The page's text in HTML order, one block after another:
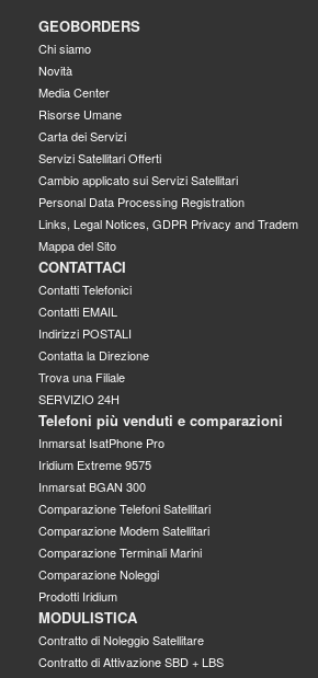
GEOBORDERS
Chi siamo
Novità
Media Center
Risorse Umane
Carta dei Servizi
Servizi Satellitari Offerti
Cambio applicato sui Servizi Satellitari
Personal Data Processing Registration
Links, Legal Notices, GDPR Privacy and Tradem
Mappa del Sito
CONTATTACI
Contatti Telefonici
Contatti EMAIL
Indirizzi POSTALI
Contatta la Direzione
Trova una Filiale
SERVIZIO 24H
Telefoni più venduti e comparazioni
Inmarsat IsatPhone Pro
Iridium Extreme 9575
Inmarsat BGAN 300
Comparazione Telefoni Satellitari
Comparazione Modem Satellitari
Comparazione Terminali Marini
Comparazione Noleggi
Prodotti Iridium
MODULISTICA
Contratto di Noleggio Satellitare
Contratto di Attivazione SBD + LBS